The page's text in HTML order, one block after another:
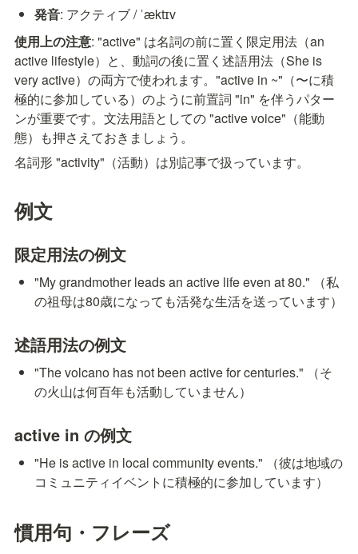
発音: アクティブ / ˈæktɪv
使用上の注意: "active" は名詞の前に置く限定用法（an
active lifestyle）と、動詞の後に置く述語用法（She is
very active）の両方で使われます。"active in ~"（〜に積
極的に参加している）のように前置詞 "in" を伴うパター
ンが重要です。文法用語としての "active voice"（能動
態）も押さえておきましょう。
名詞形 "activity"（活動）は別記事で扱っています。
例文
限定用法の例文
"My grandmother leads an active life even at 80." （私
の祖母は80歳になっても活発な生活を送っています）
述語用法の例文
"The volcano has not been active for centuries." （そ
の火山は何百年も活動していません）
active in の例文
"He is active in local community events." （彼は地域の
コミュニティイベントに積極的に参加しています）
慣用句・フレーズ